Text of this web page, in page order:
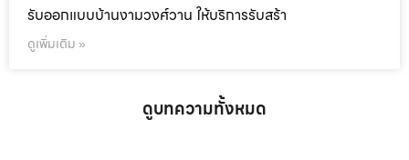
รับออกแบบบ้านงามวงศ์วาน ให้บริการรับสร้า
ดูเพิ่มเติม »
ดูบทความทั้งหมด